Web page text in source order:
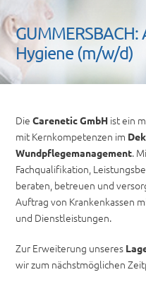
Hygiene (m/w/d)
DieCarenetic GmbH ist ein
mit Kernkompetenzen im
Wundpflegemanagement.
Fachqualifikation,
beraten, betreuen und
Auftrag von Krankenkassen
und Dienstleistungen.
Zur Erweiterung unseres
wir zum nächstmöglichen